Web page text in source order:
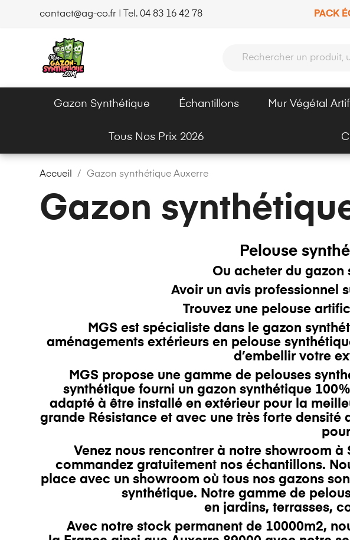
contact@ag-co.fr Tel. 04 83 16 42 78 PACK
Gazon Synthétique Échantillons Mur Végétal
Tous Nos Prix 2026
Accueil Gazon synthétique Auxerre
Gazon
Pelouse
Ou acheter du gazon
Avoir un avis professionnel
Trouvez une pelouse
MGS est spécialiste dans le gazon
aménagements extérieurs en pelouse
d’embellir votre
MGS propose une gamme de pelouses
synthétique fourni un gazon synthétique
adapté à être installé en extérieur pour la
grande Résistance et avec une très forte densité
Venez nous rencontrer à notre showroom à
commandez gratuitement nos échantillons.
place avec un showroom où tous nos gazons
synthétique. Notre gamme de
en jardins, terrasses,
Avec notre stock permanent de 10000m2,